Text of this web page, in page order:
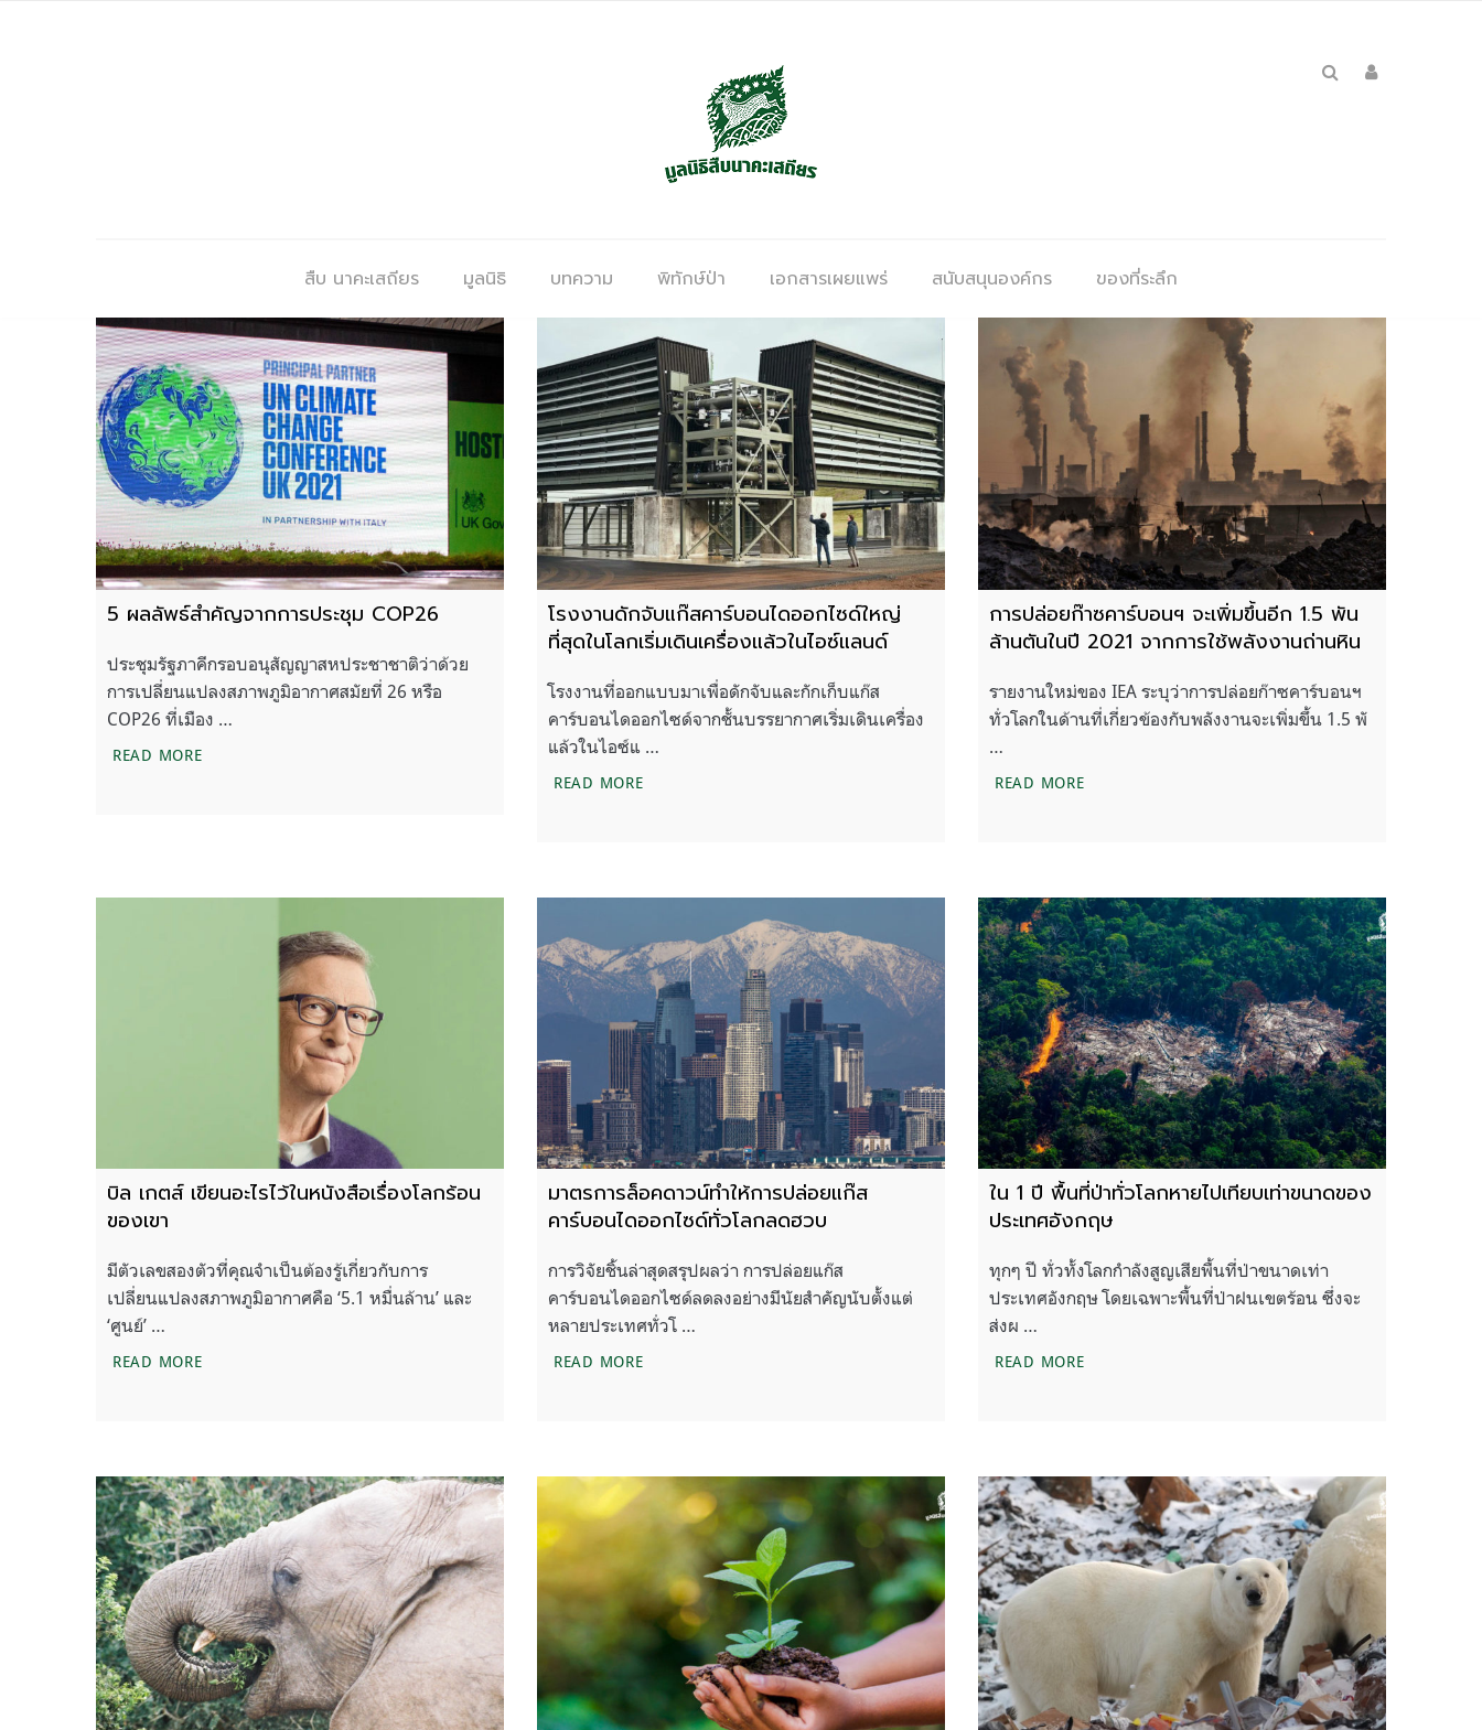
สืบ นาคะเสถียร มูลนิธิ บทความ พิทักษ์ป่า เอกสารเผยแพร่ สนับสนุนองค์กร ของที่ระลึก
5 ผลลัพธ์สำคัญจากการประชุม COP26
ประชุมรัฐภาคีกรอบอนุสัญญาสหประชาชาติว่าด้วย
การเปลี่ยนแปลงสภาพภูมิอากาศสมัยที่ 26 หรือ
COP26 ที่เมือง …
READ MORE5 ผลลัพธ์สำคัญจากการประชุม COP26
โรงงานดักจับแก๊สคาร์บอนไดออกไซด์ใหญ่
ที่สุดในโลกเริ่มเดินเครื่องแล้วในไอซ์แลนด์
โรงงานที่ออกแบบมาเพื่อดักจับและกักเก็บแก๊ส
คาร์บอนไดออกไซด์จากชั้นบรรยากาศเริ่มเดินเครื่อง
แล้วในไอซ์แ …
READ MOREโรงงานดักจับแก๊สคาร์บอนไดออกไซด์ใหญ่ที่สุดในโลกเริ่มเดินเครื่องแล้วในไอซ์แลนด์
การปล่อยก๊าซคาร์บอนฯ จะเพิ่มขึ้นอีก 1.5 พัน
ล้านตันในปี 2021 จากการใช้พลังงานถ่านหิน
รายงานใหม่ของ IEA ระบุว่าการปล่อยก๊าซคาร์บอนฯ
ทั่วโลกในด้านที่เกี่ยวข้องกับพลังงานจะเพิ่มขึ้น 1.5 พั
…
READ MOREการปล่อยก๊าซคาร์บอนฯ จะเพิ่มขึ้นอีก 1.5 พันล้านตันในปี
บิล เกตส์ เขียนอะไรไว้ในหนังสือเรื่องโลกร้อน
ของเขา
มีตัวเลขสองตัวที่คุณจำเป็นต้องรู้เกี่ยวกับการ
เปลี่ยนแปลงสภาพภูมิอากาศคือ ‘5.1 หมื่นล้าน’ และ
‘ศูนย์’ …
READ MOREบิล เกตส์ เขียนอะไรไว้ในหนังสือเรื่องโลกร้อนของเขา
มาตรการล็อคดาวน์ทำให้การปล่อยแก๊ส
คาร์บอนไดออกไซด์ทั่วโลกลดฮวบ
การวิจัยชิ้นล่าสุดสรุปผลว่า การปล่อยแก๊ส
คาร์บอนไดออกไซด์ลดลงอย่างมีนัยสำคัญนับตั้งแต่
หลายประเทศทั่วโ …
READ MOREมาตรการล็อคดาวน์ทำให้การปล่อยแก๊สคาร์บอนไดออกไซด์ทั่วโลกลดฮวบ
ใน 1 ปี พื้นที่ป่าทั่วโลกหายไปเทียบเท่าขนาดของ
ประเทศอังกฤษ
ทุกๆ ปี ทั่วทั้งโลกกำลังสูญเสียพื้นที่ป่าขนาดเท่า
ประเทศอังกฤษ โดยเฉพาะพื้นที่ป่าฝนเขตร้อน ซึ่งจะ
ส่งผ …
READ MOREใน 1 ปี พื้นที่ป่าทั่วโลกหายไปเทียบเท่าขนาดของประเทศ